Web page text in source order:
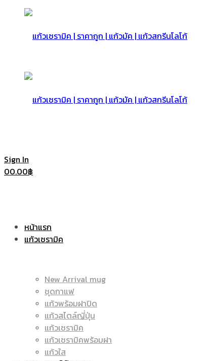
ราคา
Sign In
00.00฿
หน้าแรก
แก้วเซรามิค
New Arrival mug
ชุดกาแฟ
แก้วพร้อมฝาปิด
แก้วสไตล์ญี่ปุ่น
แก้วเซรามิค
แก้วเซรามิคพร้อมฝา
แก้วใส